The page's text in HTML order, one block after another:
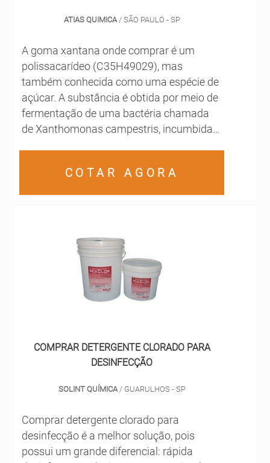
ATIAS QUIMICA/ SÃO PAULO - SP
A goma xantana onde comprar é um
polissacarídeo (C35H49029), mas
também conhecida como uma espécie de
açúcar. A substância é obtida por meio de
fermentação de uma bactéria chamada
de Xanthomonas campestris, incumbida
amplamente difundida nas aplicações
industriais farmacêuticas e alimentícias.
Emulsificação; Espessamento; Es....
COTAR AGORA
COMPRAR DETERGENTE CLORADO PARA
DESINFECÇÃO
SOLINT QUÍMICA/ GUARULHOS - SP
Comprar detergente clorado para
desinfecção é a melhor solução, pois
possui um grande diferencial: rápida